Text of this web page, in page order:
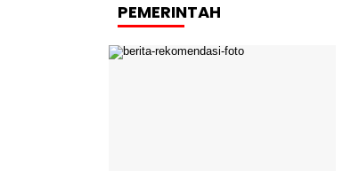
PEMERINTAH